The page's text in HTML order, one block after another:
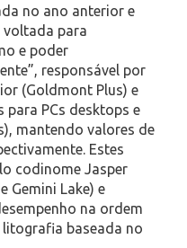
no ano anterior e
voltada para
e poder
responsável por
(Goldmont Plus) e
PCs desktops e
mantendo valores de
Estes
codinome Jasper
Gemini Lake) e
na ordem
baseada no